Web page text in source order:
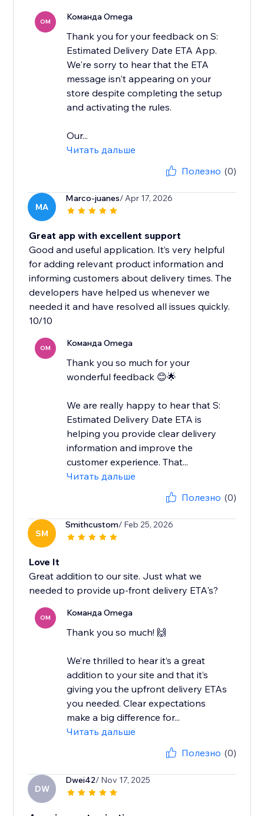
OM Команда Omega
Thank you for your feedback on S:
Estimated Delivery Date ETA App.
We're sorry to hear that the ETA
message isn't appearing on your
store despite completing the setup
and activating the rules.
Our...
Читать дальше
Полезно (0)
MA
Marco-juanes/ Apr 17, 2026
Great app with excellent support
Good and useful application. It’s very helpful
for adding relevant product information and
informing customers about delivery times. The
developers have helped us whenever we
needed it and have resolved all issues quickly.
10/10
OM Команда Omega
Thank you so much for your
wonderful feedback 😊🌟
We are really happy to hear that S:
Estimated Delivery Date ETA is
helping you provide clear delivery
information and improve the
customer experience. That...
Читать дальше
Полезно (0)
SM
Smithcustom/ Feb 25, 2026
Love It
Great addition to our site. Just what we
needed to provide up-front delivery ETA's?
OM Команда Omega
Thank you so much! 🙌
We’re thrilled to hear it’s a great
addition to your site and that it’s
giving you the upfront delivery ETAs
you needed. Clear expectations
make a big difference for...
Читать дальше
Полезно (0)
DW
Dwei42/ Nov 17, 2025